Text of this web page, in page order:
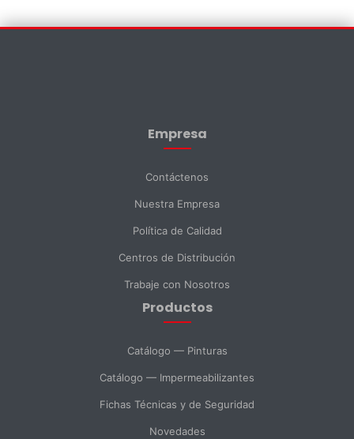
Empresa
Contáctenos
Nuestra Empresa
Política de Calidad
Centros de Distribución
Trabaje con Nosotros
Productos
Catálogo — Pinturas
Catálogo — Impermeabilizantes
Fichas Técnicas y de Seguridad
Novedades